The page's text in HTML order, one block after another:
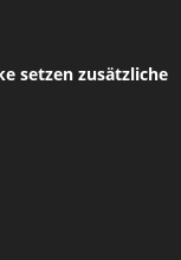
setzen zusätzliche